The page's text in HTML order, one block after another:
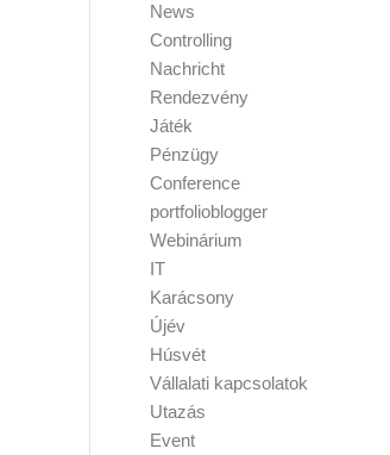
News
Controlling
Nachricht
Rendezvény
Játék
Pénzügy
Conference
portfolioblogger
Webinárium
IT
Karácsony
Újév
Húsvét
Vállalati kapcsolatok
Utazás
Event